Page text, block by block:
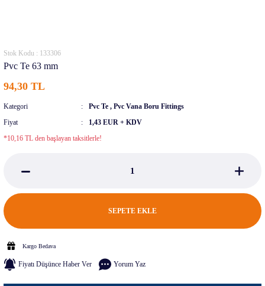
Stok Kodu : 133306
Pvc Te 63 mm
94,30 TL
Kategori Pvc Te , Pvc Vana Boru Fittings
Fiyat
1,43 EUR + KDV
*10,16 TL den başlayan taksitlerle!
SEPETE EKLE
Kargo Bedava
Fiyatı Düşünce Haber Ver Yorum Yaz